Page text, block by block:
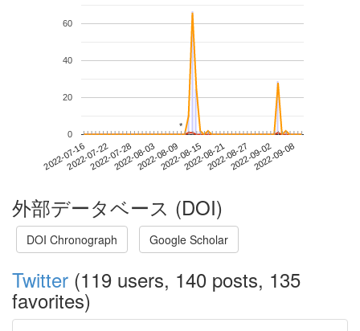
2022-07-162022-07-222022-07-282022-08-032022-08-092022-08-152022-08-212022-08-272022-09-022022-09-08
0
20
40
60
**
外部データベース (DOI)
DOI Chronograph Google Scholar
Twitter (119 users, 140 posts, 135
favorites)